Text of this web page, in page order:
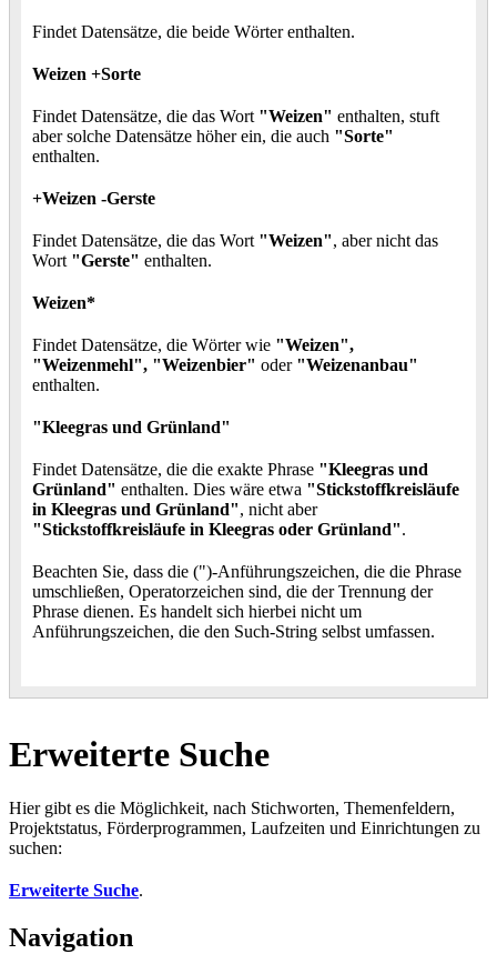
Findet Datensätze, die beide Wörter enthalten.
Weizen +Sorte
Findet Datensätze, die das Wort "Weizen" enthalten, stuft
aber solche Datensätze höher ein, die auch "Sorte"
enthalten.
+Weizen -Gerste
Findet Datensätze, die das Wort "Weizen", aber nicht das
Wort "Gerste" enthalten.
Weizen*
Findet Datensätze, die Wörter wie "Weizen",
"Weizenmehl", "Weizenbier" oder "Weizenanbau"
enthalten.
"Kleegras und Grünland"
Findet Datensätze, die die exakte Phrase "Kleegras und
Grünland" enthalten. Dies wäre etwa "Stickstoffkreisläufe
in Kleegras und Grünland", nicht aber
"Stickstoffkreisläufe in Kleegras oder Grünland".
Beachten Sie, dass die (")-Anführungszeichen, die die Phrase
umschließen, Operatorzeichen sind, die der Trennung der
Phrase dienen. Es handelt sich hierbei nicht um
Anführungszeichen, die den Such-String selbst umfassen.
Erweiterte Suche
Hier gibt es die Möglichkeit, nach Stichworten, Themenfeldern,
Projektstatus, Förderprogrammen, Laufzeiten und Einrichtungen zu
suchen:
Erweiterte Suche.
Navigation